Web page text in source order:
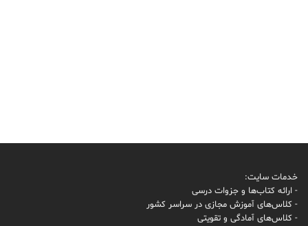
خدمات سایت:
- ارائه کتاب‌ها و جزوات درسی
- کلاس‌های آموزش مجازی در سراسر کشور
- کلاس‌های آمادگی و تقویتی